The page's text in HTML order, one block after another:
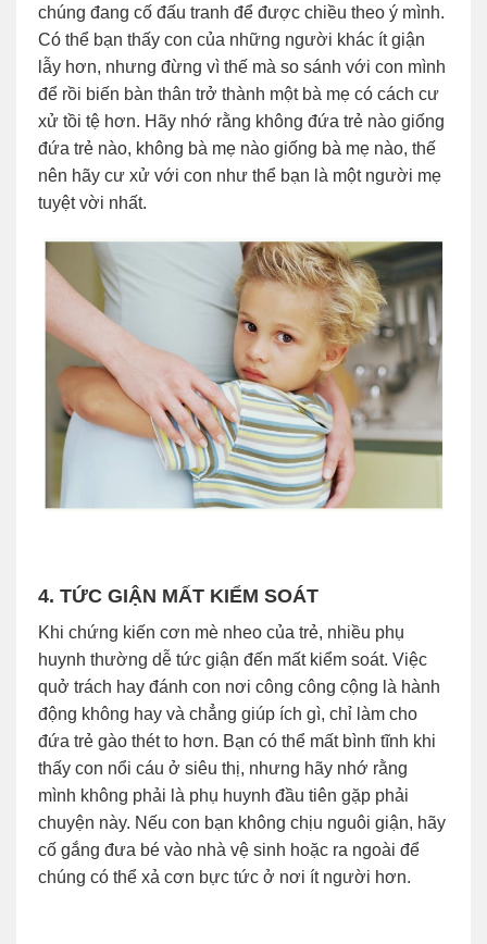
chúng đang cố đấu tranh để được chiều theo ý mình.
Có thể bạn thấy con của những người khác ít giận
lẫy hơn, nhưng đừng vì thế mà so sánh với con mình
để rồi biến bàn thân trở thành một bà mẹ có cách cư
xử tồi tệ hơn. Hãy nhớ rằng không đứa trẻ nào giống
đứa trẻ nào, không bà mẹ nào giống bà mẹ nào, thế
nên hãy cư xử với con như thể bạn là một người mẹ
tuyệt vời nhất.
4. TỨC GIẬN MẤT KIỂM SOÁT
Khi chứng kiến cơn mè nheo của trẻ, nhiều phụ
huynh thường dễ tức giận đến mất kiểm soát. Việc
quở trách hay đánh con nơi công công cộng là hành
động không hay và chẳng giúp ích gì, chỉ làm cho
đứa trẻ gào thét to hơn. Bạn có thể mất bình tĩnh khi
thấy con nổi cáu ở siêu thị, nhưng hãy nhớ rằng
mình không phải là phụ huynh đầu tiên gặp phải
chuyện này. Nếu con bạn không chịu nguôi giận, hãy
cố gắng đưa bé vào nhà vệ sinh hoặc ra ngoài để
chúng có thể xả cơn bực tức ở nơi ít người hơn.